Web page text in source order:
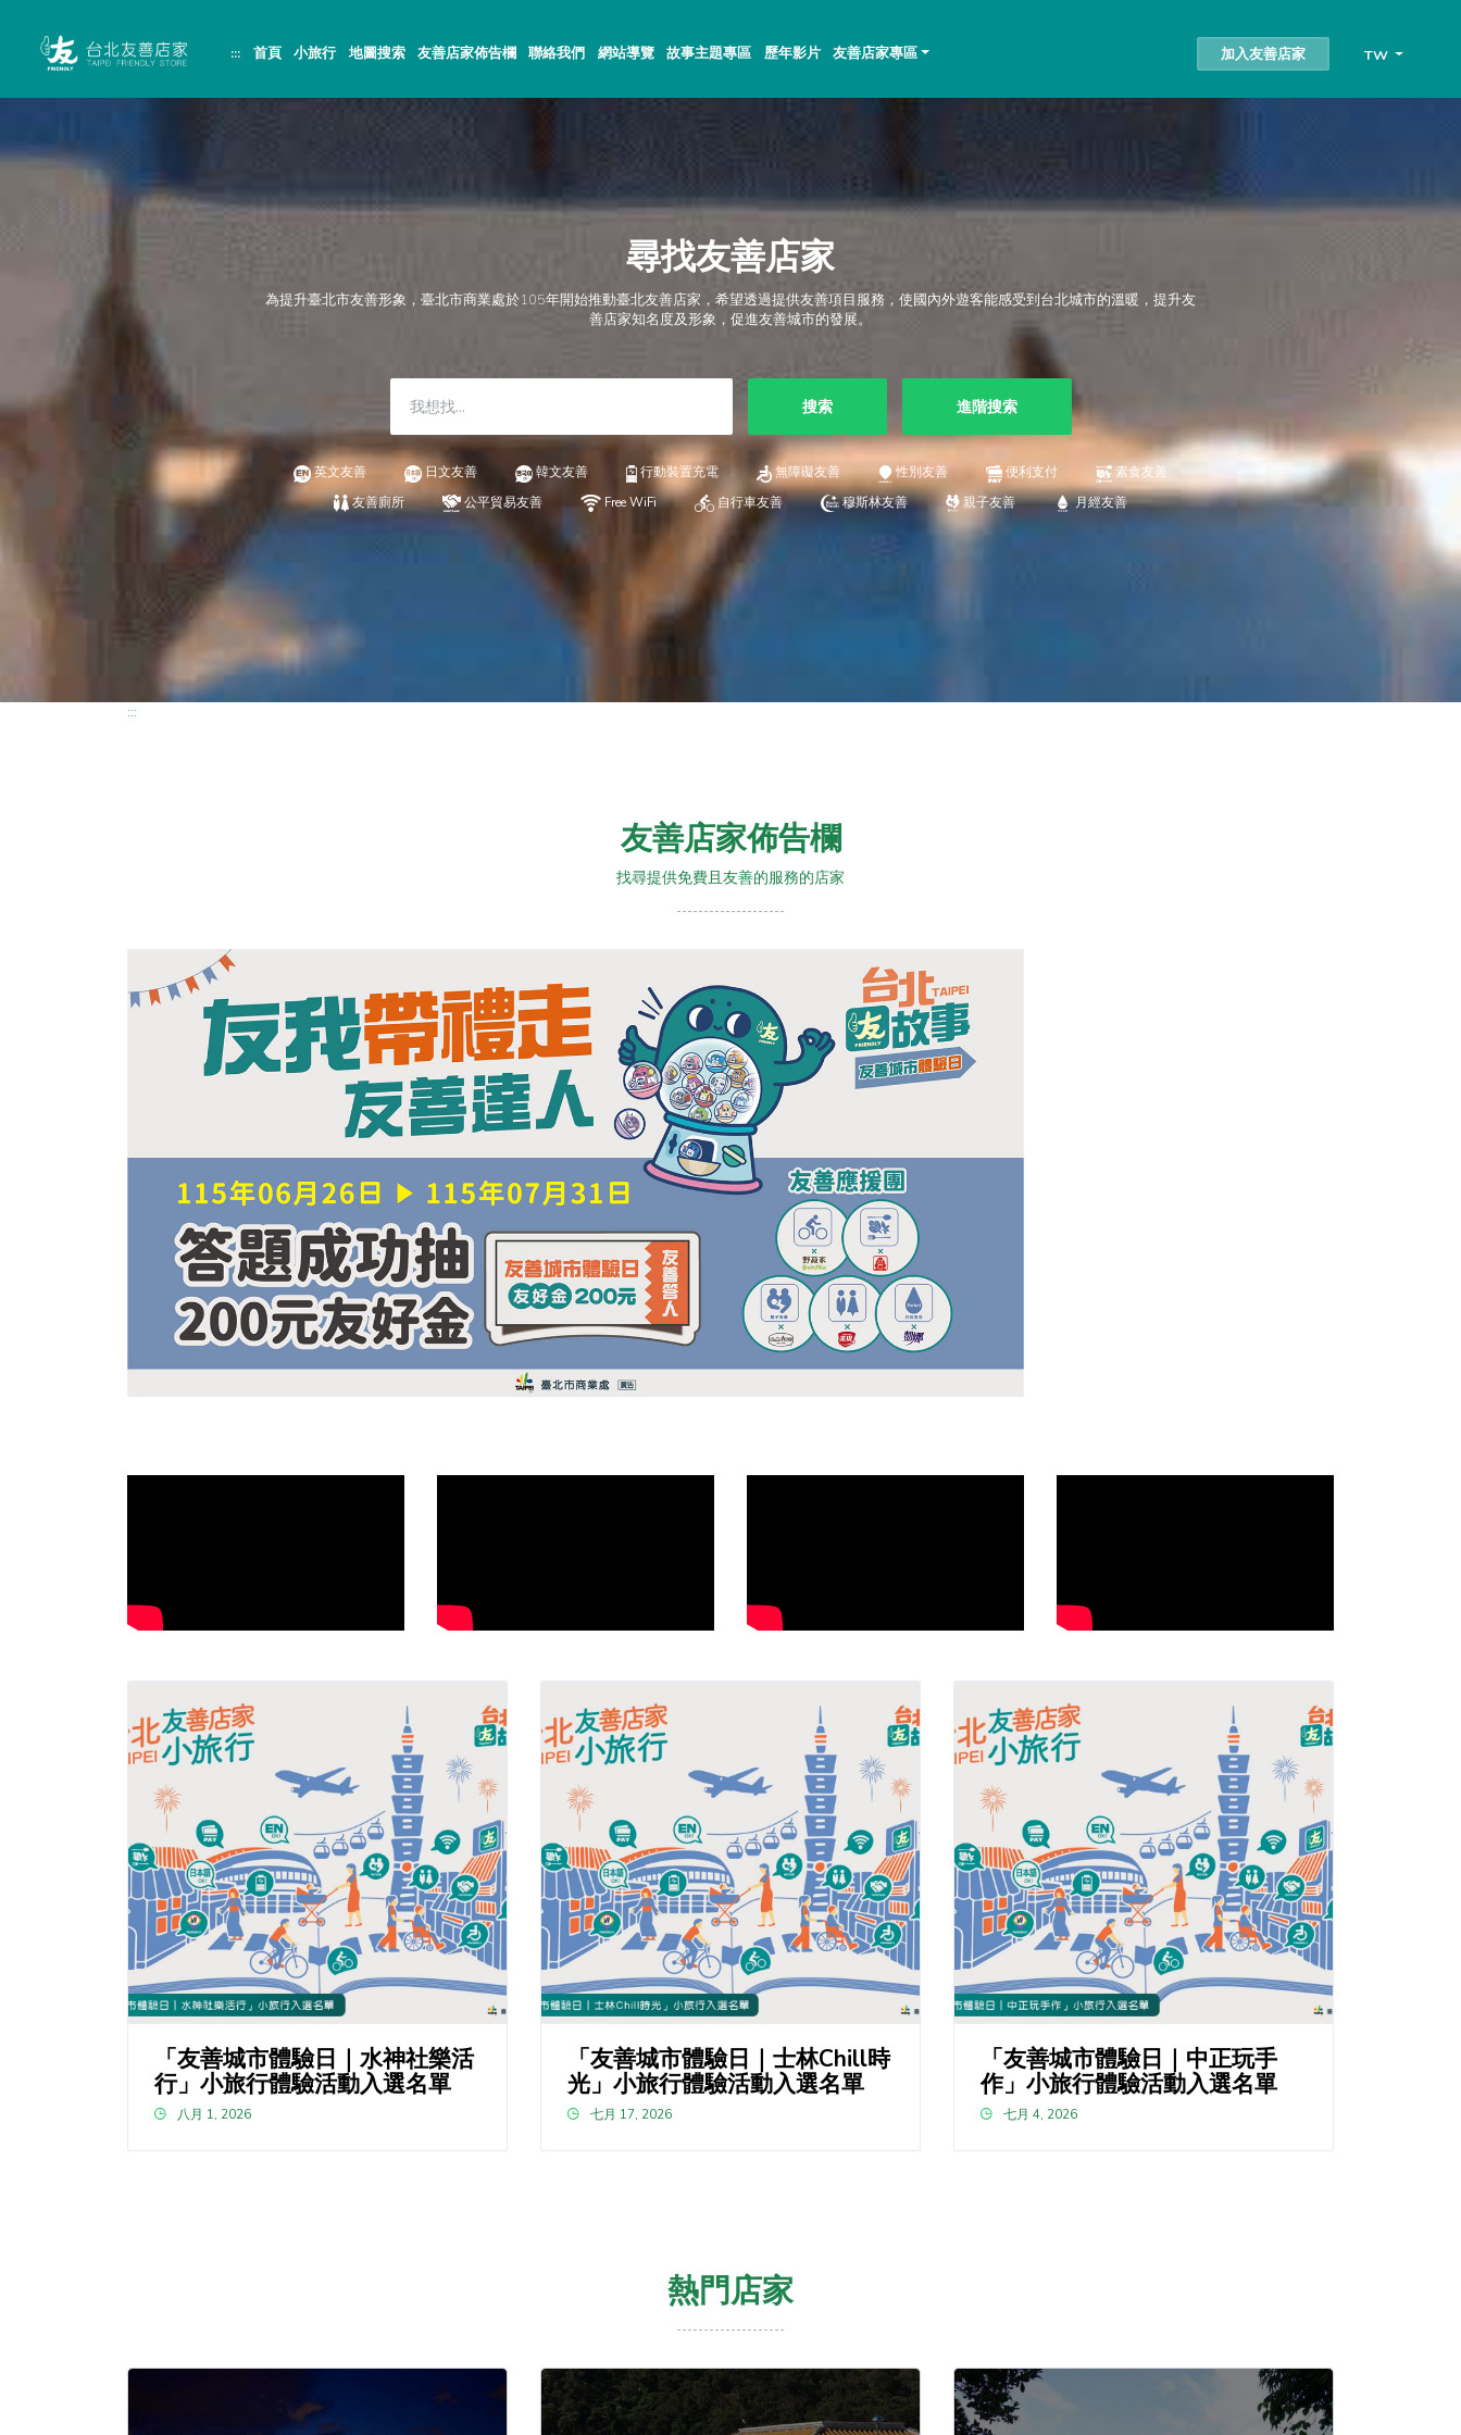
容
::: 首頁 小旅行 地圖搜索 友善店家佈告欄 聯絡我們 網站導覽 故事主題專區 歷年影片 友善店家專區 加入友善店家 TW
尋找友善店家
為提升臺北市友善形象，臺北市商業處於105年開始推動臺北友善店家，希望透過提供友善項目服務，使國內外遊客能感受到台北城市的溫暖，提升友
善店家知名度及形象，促進友善城市的發展。
搜索 進階搜索
英文友善 日文友善 韓文友善 行動裝置充電 無障礙友善 性別友善 便利支付
素食友善
友善廁所
公平貿易友善 Free WiFi 自行車友善 穆斯林友善 親子友善 月經友善
:::
友善店家佈告欄
找尋提供免費且友善的服務的店家
「友善城市體驗日｜水神社樂活
行」小旅行體驗活動入選名單
八月 1, 2026
「友善城市體驗日｜士林Chill時
光」小旅行體驗活動入選名單
七月 17, 2026
「友善城市體驗日｜中正玩手
作」小旅行體驗活動入選名單
七月 4, 2026
熱門店家